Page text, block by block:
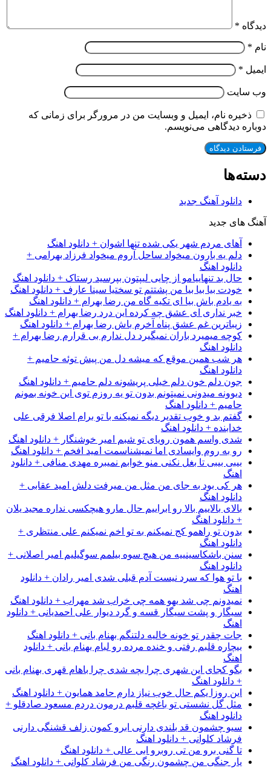
دیدگاه *
نام *
ایمیل *
وب‌ سایت
ذخیره نام، ایمیل و وبسایت من در مرورگر برای زمانی که
دوباره دیدگاهی می‌نویسم.
دسته‌ها
دانلود آهنگ جدید
آهنگ های جدید
آهای مردم شهر یکی شده تنها اشوان + دانلود اهنگ
دلم یه بارون میخواد ساحل آروم میخواد فرزاد بهرامی +
دانلود اهنگ
حال بد تنهاییامو از چایی لیپتون بپرسید رستاک + دانلود اهنگ
خودت بیا بیا بیا من پشتتم تو سختیا سینا عارف + دانلود اهنگ
به یادم باش بیا ای تکیه گاه من رضا بهرام + دانلود اهنگ
خبر نداری ای عشق چه کرده این درد رضا بهرام + دانلود اهنگ
زیباترین غم عشق پناه آخرم باش رضا بهرام + دانلود اهنگ
کوچه میمیرد باران نمیگیرد دل ندارم بی قرارم رضا بهرام +
دانلود اهنگ
هر شب همین موقع که میشه دل من پیش توئه حامیم +
دانلود اهنگ
جون دلم خون دلم خیلی پریشونه دلم حامیم + دانلود اهنگ
دیوونه میدونی نمیتونم بدون تو یه روزم توی این خونه بمونم
حامیم + دانلود اهنگ
گفتم بد و خوب تقدیر دیگه نمیکنه با تو برام اصلا فرقی علی
خدابنده + دانلود اهنگ
شدی واسم همون رویای تو شبم امیر خوشنگار + دانلود اهنگ
رو به روم وایسادی اما نمیشناسمت امید افخم + دانلود اهنگ
بیبی بیبی تا بغل نکنی منو خوابم نمیبره مهدی منافی + دانلود
اهنگ
هر کی بود به جای من مثل من میرفت دلش امید عقابی +
دانلود اهنگ
بالای بالاییم بالا رو ابراییم حال مارو هیچکسی نداره مجید یلان
+ دانلود اهنگ
بدون تو راهمو کج نمیکنم به تو اخم نمیکنم علی منتظری +
دانلود اهنگ
سنن باشکاسینییه من هیچ سوه بیلمم سوگیلیم امیر اصلانی +
دانلود اهنگ
با تو هوا که سرد نیست آدم قبلی شدی امیر رادان + دانلود
اهنگ
نمیدونم چی شد یهو همه چی خراب شد مهراب + دانلود اهنگ
سیگار و پشت سیگار قسه و گرد دیوار علی احمدیانی + دانلود
اهنگ
جات چقدر تو خونه خالیه دلتنگم بهنام بانی + دانلود اهنگ
بیچاره قلبم رفتی و خنده مرده رو لبام بهنام بانی + دانلود
اهنگ
بگو کجای این شهری چرا بچه شدی چرا باهام قهری بهنام بانی
+ دانلود اهنگ
این روزا یکم حال خوب نیاز دارم حامد همایون + دانلود اهنگ
مثل گل نشستی تو باغچه قلبم درمون دردم مسعود صادقلو +
دانلود اهنگ
سیو چشمون قد بلندی دارنی ابرو کمون زلف قشنگی دارنی
فرشاد کلوانی + دانلود اهنگ
تا گنی برو من تی روبرو ابی عالی + دانلود اهنگ
یار جنگی من چشمون رنگی من فرشاد کلوانی + دانلود اهنگ